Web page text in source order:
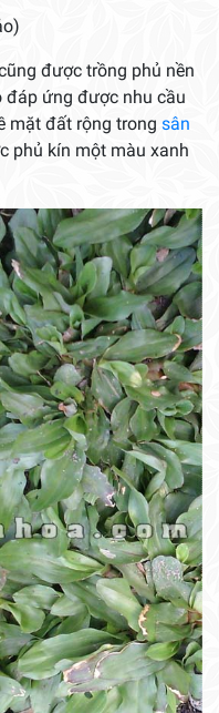
được trồng phủ nền
đáp ứng được nhu cầu
mặt đất rộng trong sân
phủ kín một màu xanh